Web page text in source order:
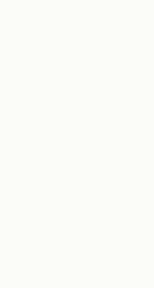
Wählen,
Der